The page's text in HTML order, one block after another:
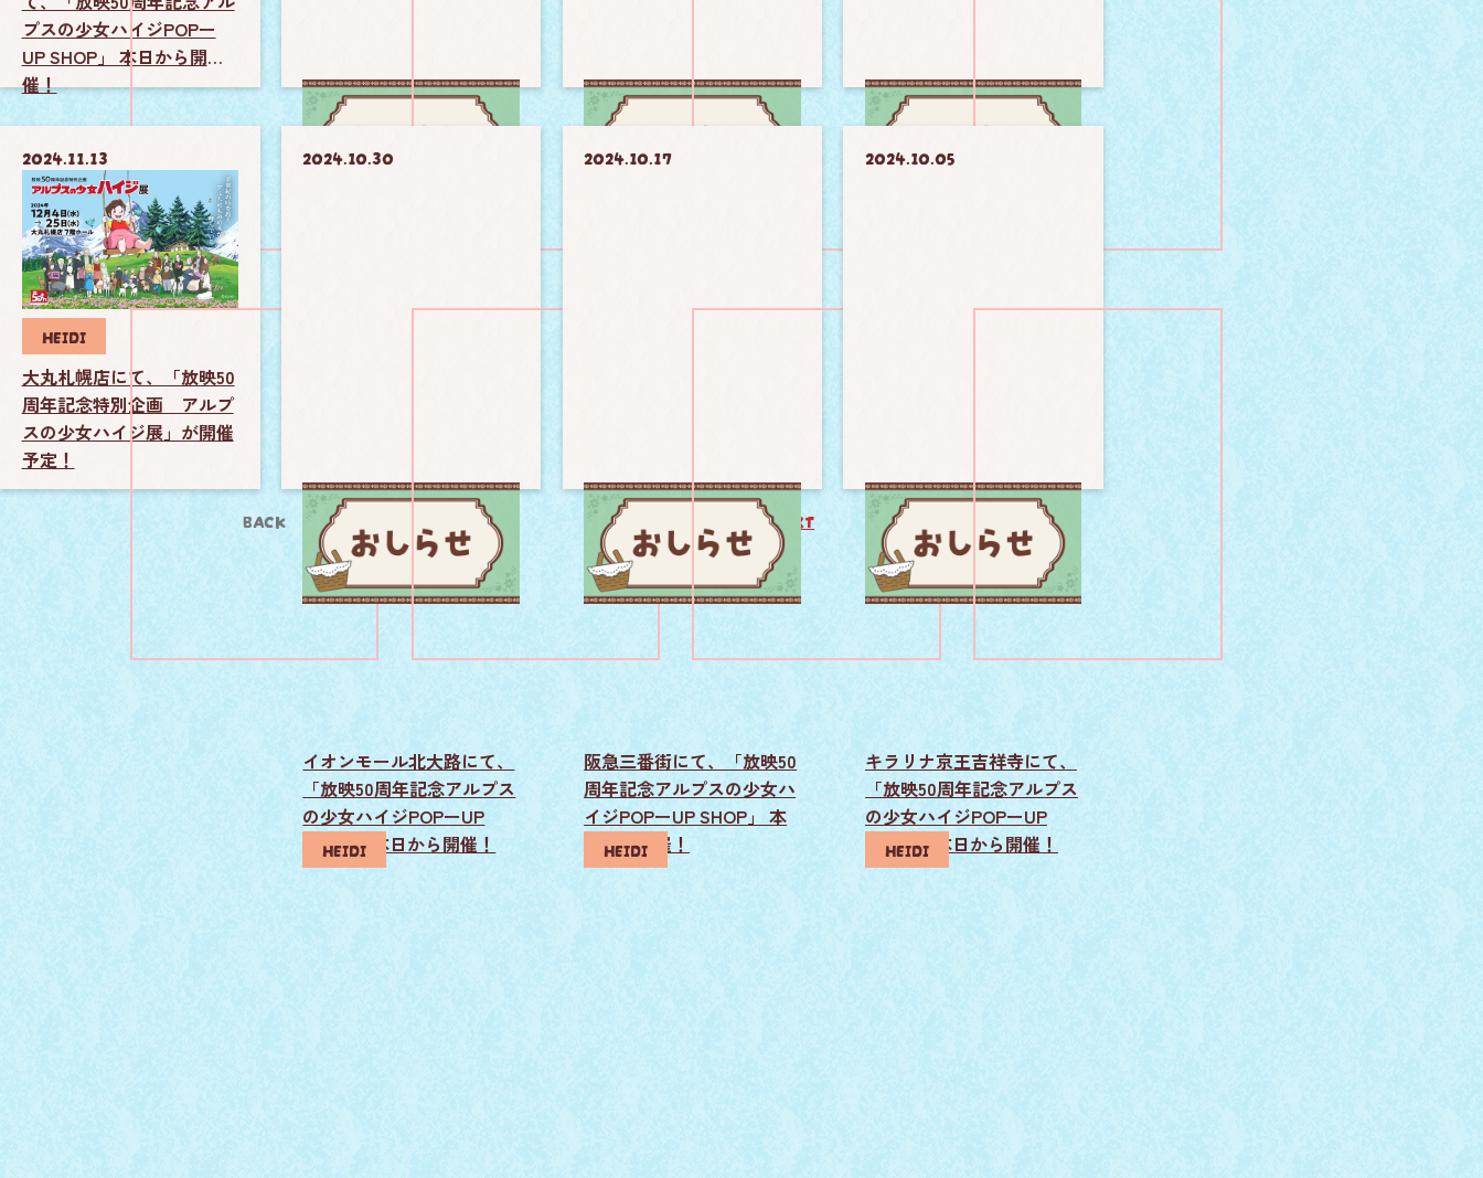
プスの少女ハイジPOPー
UP SHOP」 本日から開
催！
イオンモール北大路にて、
「放映50周年記念アルプス
の少女ハイジPOPーUP
SHOP」 本日から開催！
阪急三番街にて、「放映50
周年記念アルプスの少女ハ
イジPOPーUP SHOP」 本
日から開催！
キラリナ京王吉祥寺にて、
「放映50周年記念アルプス
の少女ハイジPOPーUP
SHOP」 本日から開催！
2024.11.13
HEIDI
大丸札幌店にて、「放映50
周年記念特別企画 アルプ
スの少女ハイジ展」が開催
予定！
2024.10.30
HEIDI
2024.10.17
HEIDI
2024.10.05
HEIDI
BACK NEXT